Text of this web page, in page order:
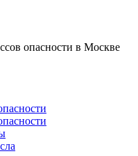
опасности в Москве